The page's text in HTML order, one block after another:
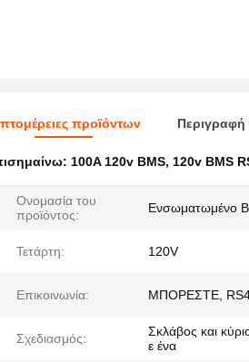
προϊόντων
100A 120v BMS, 120v BMS
Ονομασία του
προϊόντος:
Ενσωματωμένο
Τετάρτη: 120V
Επικοινωνία: ΜΠΟΡΕΣΤΕ,
Σχεδιασμός:
Σκλάβος και
ε ένα